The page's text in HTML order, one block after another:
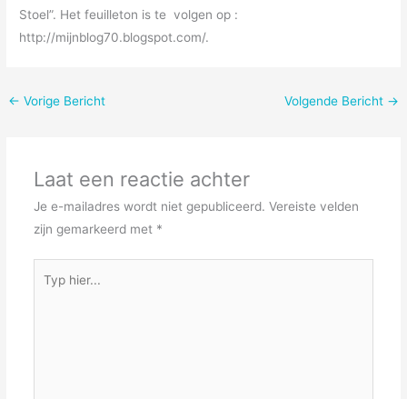
Stoel”. Het feuilleton is te volgen op :
http://mijnblog70.blogspot.com/.
← Vorige Bericht Volgende Bericht →
Laat een reactie achter
Je e-mailadres wordt niet gepubliceerd. Vereiste velden
zijn gemarkeerd met *
hier...